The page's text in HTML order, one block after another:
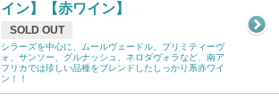
イン】【赤ワイン】
SOLD OUT
シラーズを中心に、ムールヴェードル、プリミティーヴ
ォ、サンソー、グルナッシュ、ネロダヴォラなど、南ア
フリカでは珍しい品種をブレンドしたしっかり系赤ワイ
ン！！